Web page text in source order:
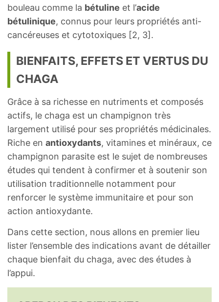
bouleau comme la bétuline et l’acide
bétulinique, connus pour leurs propriétés anti-
cancéreuses et cytotoxiques [2, 3].
BIENFAITS, EFFETS ET VERTUS DU
CHAGA
Grâce à sa richesse en nutriments et composés
actifs, le chaga est un champignon très
largement utilisé pour ses propriétés médicinales.
Riche en antioxydants, vitamines et minéraux, ce
champignon parasite est le sujet de nombreuses
études qui tendent à confirmer et à soutenir son
utilisation traditionnelle notamment pour
renforcer le système immunitaire et pour son
action antioxydante.
Dans cette section, nous allons en premier lieu
lister l’ensemble des indications avant de détailler
chaque bienfait du chaga, avec des études à
l’appui.